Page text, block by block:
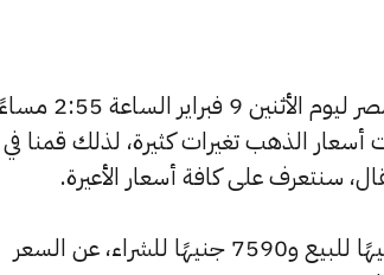
يسعى العديد من الأفراد لمعرفة أسعار الذهب اليوم في مصر ليوم الأثنين 9
الذهب تغيرات كثيرة، لذلك قمنا
شهد سعر عيار 24 ارتفاعًا بقيمة 5 جنيهًا ليبلغ 7645 جنيهًا للبيع و7590 جنيهًا للشراء، عن السعر